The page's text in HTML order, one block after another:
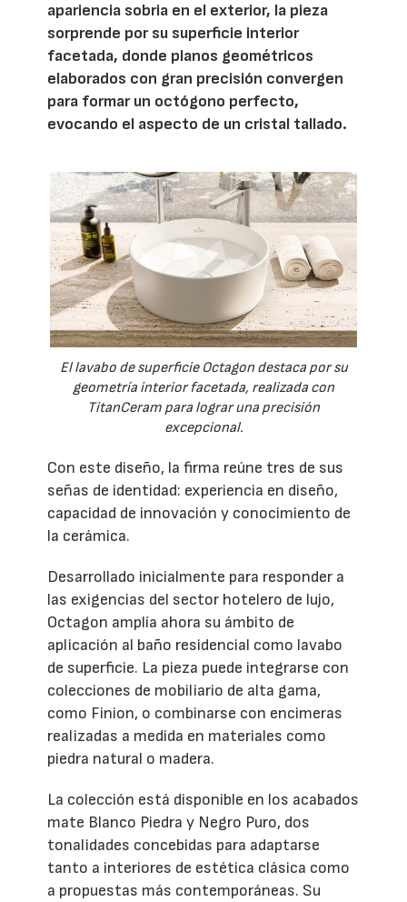
apariencia sobria en el exterior, la pieza
sorprende por su superficie interior
facetada, donde planos geométricos
elaborados con gran precisión convergen
para formar un octógono perfecto,
evocando el aspecto de un cristal tallado.
El lavabo de superficie Octagon destaca por su
geometría interior facetada, realizada con
TitanCeram para lograr una precisión
excepcional.
Con este diseño, la firma reúne tres de sus
señas de identidad: experiencia en diseño,
capacidad de innovación y conocimiento de
la cerámica.
Desarrollado inicialmente para responder a
las exigencias del sector hotelero de lujo,
Octagon amplía ahora su ámbito de
aplicación al baño residencial como lavabo
de superficie. La pieza puede integrarse con
colecciones de mobiliario de alta gama,
como Finion, o combinarse con encimeras
realizadas a medida en materiales como
piedra natural o madera.
La colección está disponible en los acabados
mate Blanco Piedra y Negro Puro, dos
tonalidades concebidas para adaptarse
tanto a interiores de estética clásica como
a propuestas más contemporáneas. Su